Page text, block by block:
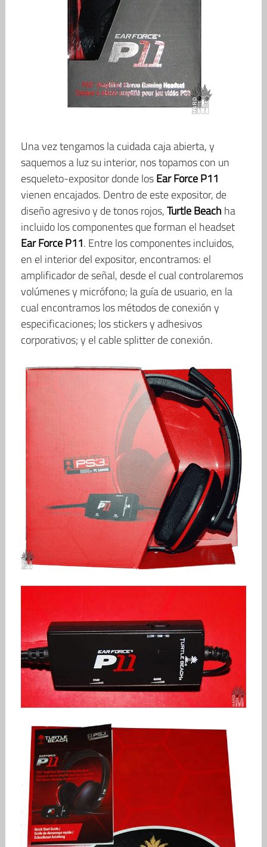
Una vez tengamos la cuidada caja abierta, y
saquemos a luz su interior, nos topamos con un
esqueleto-expositor donde losEar Force P11
vienen encajados. Dentro de este expositor, de
diseño agresivo y de tonos rojos,Turtle Beach ha
incluido los componentes que forman el headset
Ear Force P11. Entre los componentes incluidos,
en el interior del expositor, encontramos: el
amplificador de señal, desde el cual controlaremos
volúmenes y micrófono; la guía de usuario, en la
cual encontramos los métodos de conexión y
especificaciones; los stickers y adhesivos
corporativos; y el cable splitter de conexión.